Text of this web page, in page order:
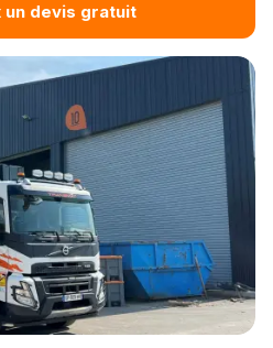
un devis gratuit